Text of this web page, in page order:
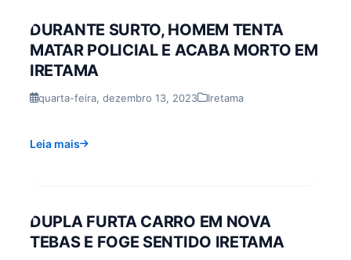
DURANTE SURTO, HOMEM TENTA
MATAR POLICIAL E ACABA MORTO EM
IRETAMA
quarta-feira, dezembro 13, 2023 Iretama
Leia mais
DUPLA FURTA CARRO EM NOVA
TEBAS E FOGE SENTIDO IRETAMA